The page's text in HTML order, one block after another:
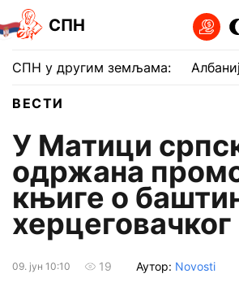
СПН
СПН у другим земљама:
ВЕСТИ
У Матици
одржана
књиге о
09. јун 10:10 19 Аутор: Novosti